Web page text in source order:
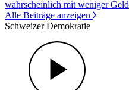
wahrscheinlich mit weniger Geld
Alle Beiträge anzeigen
Schweizer Demokratie